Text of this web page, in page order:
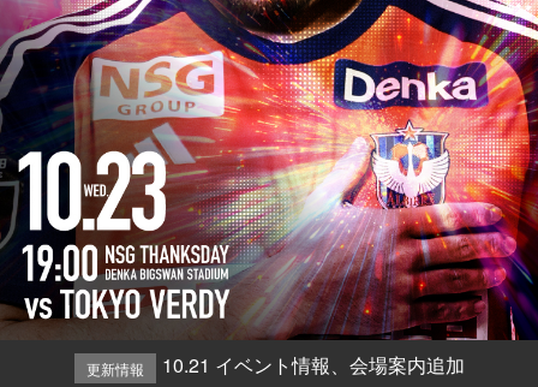
更新情報 10.21 イベント情報、会場案内追加